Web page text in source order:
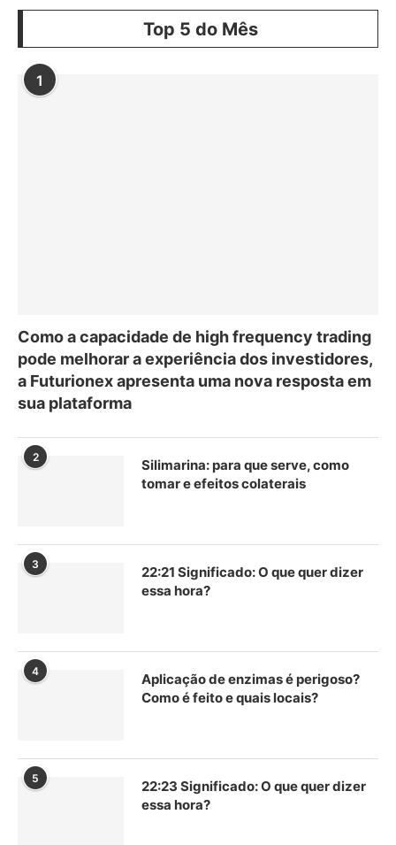
Top 5 do Mês
1
Como a capacidade de high frequency trading
pode melhorar a experiência dos investidores,
a Futurionex apresenta uma nova resposta em
sua plataforma
2
Silimarina: para que serve, como
tomar e efeitos colaterais
3
22:21 Significado: O que quer dizer
essa hora?
4
Aplicação de enzimas é perigoso?
Como é feito e quais locais?
5
22:23 Significado: O que quer dizer
essa hora?